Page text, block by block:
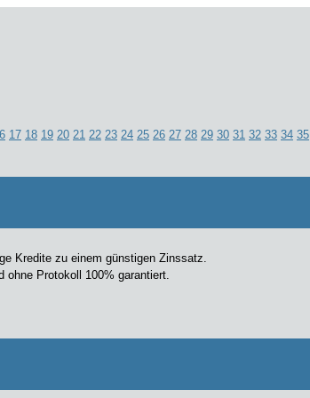
17 18 19 20 21 22 23 24 25 26 27 28 29 30 31 32 33 34 35
Kredite zu einem günstigen Zinssatz.
ohne Protokoll 100% garantiert.